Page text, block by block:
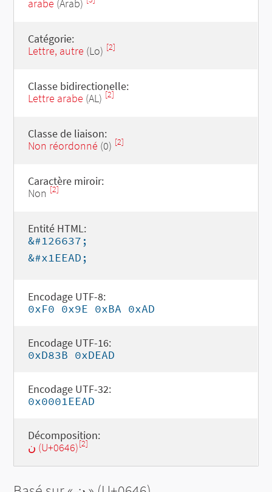
arabe (Arab)
Catégorie:
Lettre, autre (Lo) [2]
Classe bidirectionelle:
Lettre arabe (AL) [2]
Classe de liaison:
Non réordonné (0) [2]
Caractère miroir:
Non [2]
Entité HTML:
&#126637;
&#x1EEAD;
Encodage UTF-8:
0xF0 0x9E 0xBA 0xAD
Encodage UTF-16:
0xD83B 0xDEAD
Encodage UTF-32:
0x0001EEAD
Décomposition:
ن (U+0646)[2]